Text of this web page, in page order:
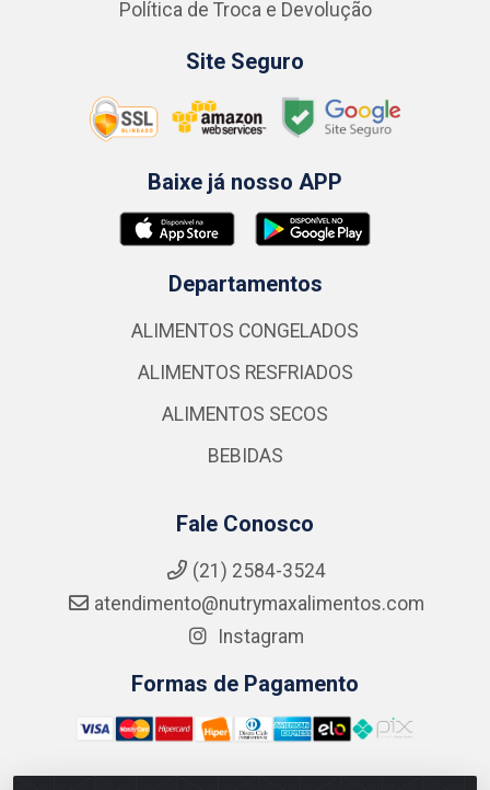
Política de Troca e Devolução
Site Seguro
Baixe já nosso APP
Departamentos
ALIMENTOS CONGELADOS
ALIMENTOS RESFRIADOS
ALIMENTOS SECOS
BEBIDAS
Fale Conosco
(21) 2584-3524
atendimento@nutrymaxalimentos.com
Instagram
Formas de Pagamento